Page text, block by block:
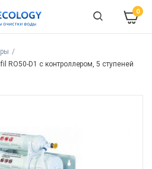
0
RO50-D1 с контроллером, 5 ступеней